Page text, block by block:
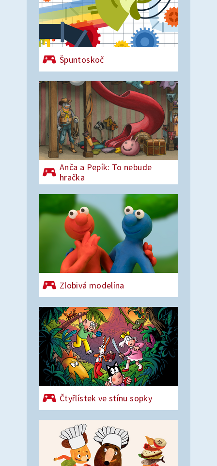
Špuntoskoč
Anča a Pepík: To nebude
hračka
Zlobivá modelína
Čtyřlístek ve stínu sopky